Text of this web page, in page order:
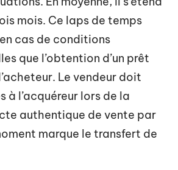
mois. Ce laps de temps
cas de conditions
que l’obtention d’un prêt
Le vendeur doit
à l’acquéreur lors de la
authentique de vente par
marque le transfert de